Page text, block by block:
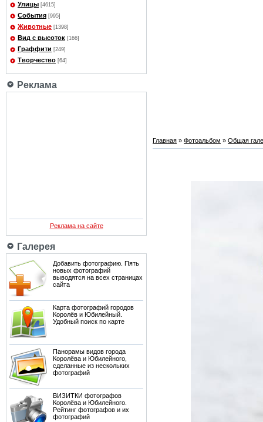
Улицы [4615]
События [995]
Животные [1398]
Вид с высоток [166]
Граффити [249]
Творчество [64]
Реклама
Реклама на сайте
Галерея
Добавить фотографию. Пять
новых фотографий
выводятся на всех страницах
сайта
Карта фотографий городов
Королёв и Юбилейный.
Удобный поиск по карте
Панорамы видов города
Королёва и Юбилейного,
сделанные из нескольких
фотографий
ВИЗИТКИ фотографов
Королёва и Юбилейного.
Рейтинг фотографов и их
фотографий
Главная » Фотоальбом » Общая